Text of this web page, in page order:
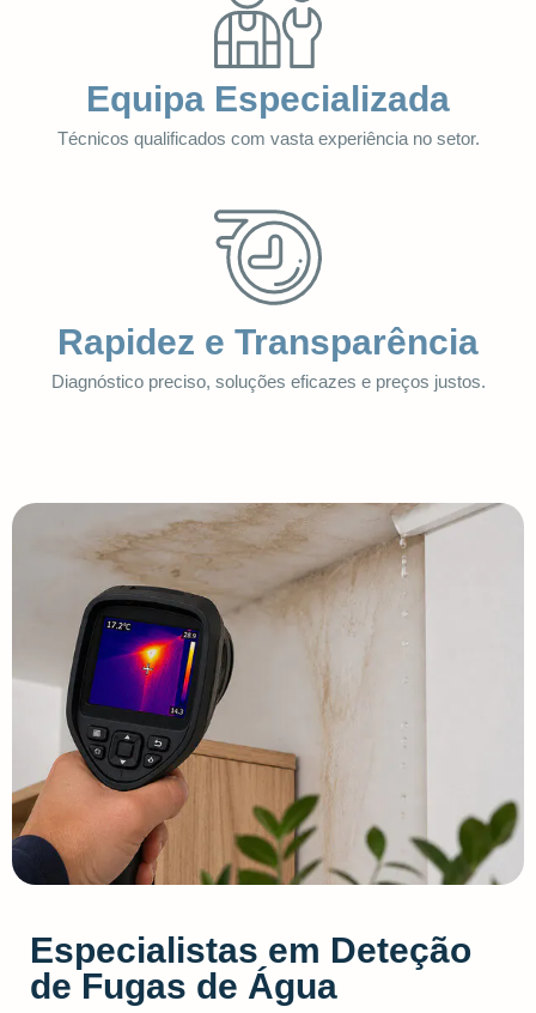
Equipa Especializada
Técnicos qualificados com vasta experiência no setor.
Rapidez e Transparência
Diagnóstico preciso, soluções eficazes e preços justos.
Especialistas em Deteção
de Fugas de Água